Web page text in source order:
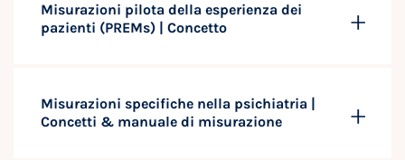
Misurazioni pilota della esperienza dei
pazienti (PREMs) | Concetto
Misurazioni specifiche nella psichiatria |
Concetti & manuale di misurazione